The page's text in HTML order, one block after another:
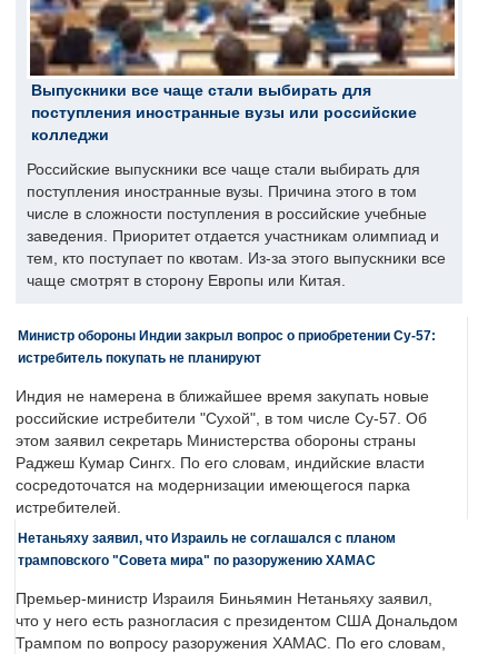
Выпускники все чаще стали выбирать для
поступления иностранные вузы или российские
колледжи
Российские выпускники все чаще стали выбирать для
поступления иностранные вузы. Причина этого в том
числе в сложности поступления в российские учебные
заведения. Приоритет отдается участникам олимпиад и
тем, кто поступает по квотам. Из-за этого выпускники все
чаще смотрят в сторону Европы или Китая.
Министр обороны Индии закрыл вопрос о приобретении Су-57:
истребитель покупать не планируют
Индия не намерена в ближайшее время закупать новые
российские истребители "Сухой", в том числе Су-57. Об
этом заявил секретарь Министерства обороны страны
Раджеш Кумар Сингх. По его словам, индийские власти
сосредоточатся на модернизации имеющегося парка
истребителей.
Нетаньяху заявил, что Израиль не соглашался с планом
трамповского "Совета мира" по разоружению ХАМАС
Премьер-министр Израиля Биньямин Нетаньяху заявил,
что у него есть разногласия с президентом США Дональдом
Трампом по вопросу разоружения ХАМАС. По его словам,